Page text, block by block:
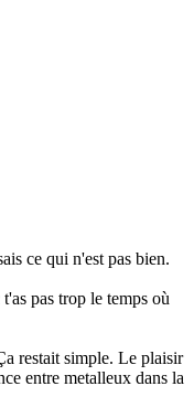
ce qui n'est pas bien.
pas trop le temps où
restait simple. Le plaisir
entre metalleux dans la